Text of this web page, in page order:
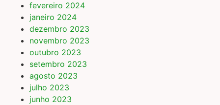
fevereiro 2024
janeiro 2024
dezembro 2023
novembro 2023
outubro 2023
setembro 2023
agosto 2023
julho 2023
junho 2023